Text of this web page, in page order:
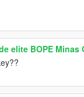
elite BOPE Minas